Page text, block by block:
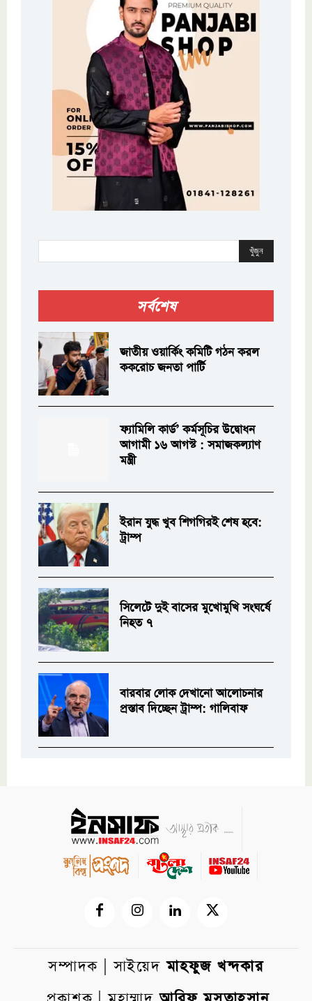
খুঁজুন
সর্বশেষ
জাতীয় ওয়ার্কিং কমিটি গঠন করল
ককরোচ জনতা পার্টি
ফ্যামিলি কার্ড’ কর্মসূচির উদ্বোধন
আগামী ১৬ আগস্ট : সমাজকল্যাণ
মন্ত্রী
ইরান যুদ্ধ খুব শিগগিরই শেষ হবে:
ট্রাম্প
সিলেটে দুই বাসের মুখোমুখি সংঘর্ষে
নিহত ৭
বারবার লোক দেখানো আলোচনার
প্রস্তাব দিচ্ছেন ট্রাম্প: গালিবাফ
সম্পাদক | সাইয়েদমাহফুজ খন্দকার